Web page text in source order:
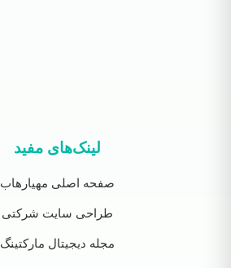
لینک‌های مفید
صفحه اصلی مهیارهاب
طراحی سایت شرکتی
مجله دیجیتال مارکتینگ